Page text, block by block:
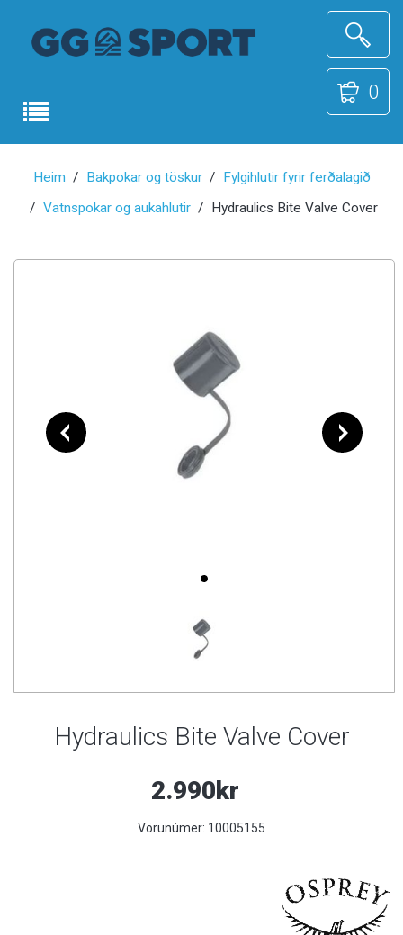
0
Heim Bakpokar og töskur
Fylgihlutir fyrir ferðalagið
Vatnspokar og aukahlutir
Hydraulics Bite Valve Cover
Hydraulics Bite Valve Cover
2.990kr
Vörunúmer: 10005155